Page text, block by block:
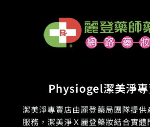
Physiogel潔美淨專
潔美淨專賣店由麗登藥局團隊提供
服務，潔美淨Ｘ麗登藥妝結合實體